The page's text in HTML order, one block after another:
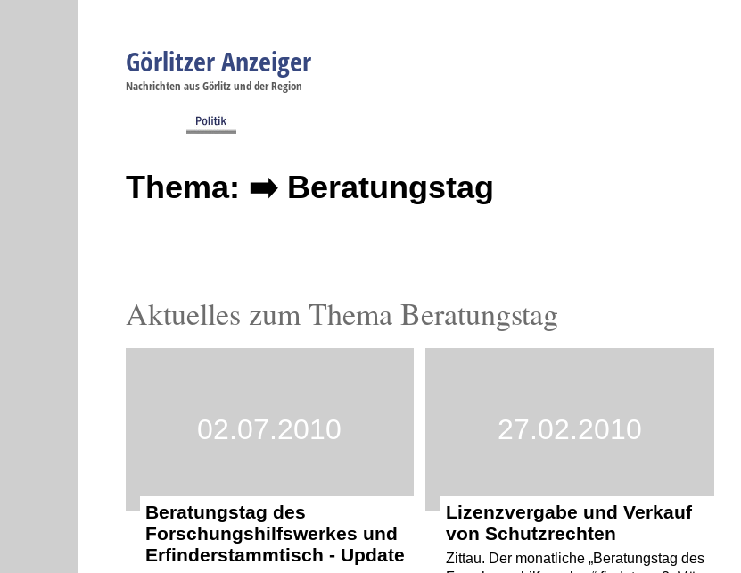
Görlitzer Anzeiger
Nachrichten aus Görlitz und der Region
Thema: ➡️ Beratungstag
Aktuelles zum Thema Beratungstag
02.07.2010
Beratungstag des
Forschungshilfswerkes und
Erfinderstammtisch - Update
27.02.2010
Lizenzvergabe und Verkauf
von Schutzrechten
Zittau. Der monatliche „Beratungstag des